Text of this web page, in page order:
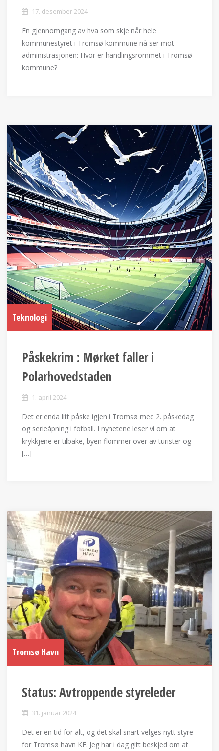
17. desember 2024
En gjennomgang av hva som skje når hele
kommunestyret i Tromsø kommune nå ser mot
administrasjonen: Hvor er handlingsrommet i Tromsø
kommune?
Teknologi
Påskekrim : Mørket faller i
Polarhovedstaden
1. april 2024
Det er enda litt påske igjen i Tromsø med 2. påskedag
og serieåpning i fotball. I nyhetene leser vi om at
krykkjene er tilbake, byen flommer over av turister og
[…]
Tromsø Havn
Status: Avtroppende styreleder
31. januar 2024
Det er en tid for alt, og det skal snart velges nytt styre
for Tromsø havn KF. Jeg har i dag gitt beskjed om at